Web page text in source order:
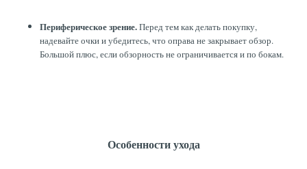
Периферическое зрение.Перед тем как делать покупку,
надевайте очки и убедитесь, что оправа не закрывает обзор.
Большой плюс, если обзорность не ограничивается и по бокам.
Особенности ухода